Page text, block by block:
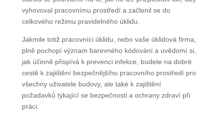
vyhovoval pracovnímu prostředí a začlenil se do
celkového režimu pravidelného úklidu.
Jakmile totiž pracovníci úklidu, nebo vaše úklidová firma,
plně pochopí význam barevného kódování a uvědomí si,
jak účinně přispívá k prevenci infekce, budete na dobré
cestě k zajištění bezpečnějšího pracovního prostředí pro
všechny uživatele budovy, ale také k zajištění
požadavků týkající se bezpečnosti a ochrany zdraví při
práci.